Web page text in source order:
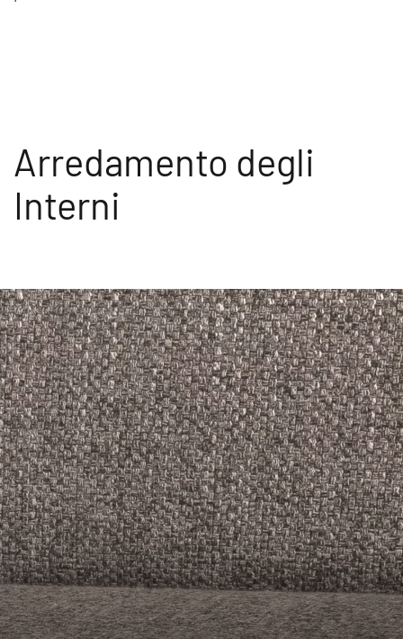
Arredamento degli
Interni